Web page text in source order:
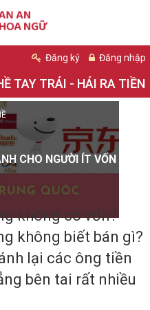
Đăng ký Đăng nhập
TAY TRÁI - HÁI RA TIỀN
CHO NGƯỜI ÍT VỐN
không có vốn?
không biết bán gì?
lại các ông tiền
bên tai rất nhiều